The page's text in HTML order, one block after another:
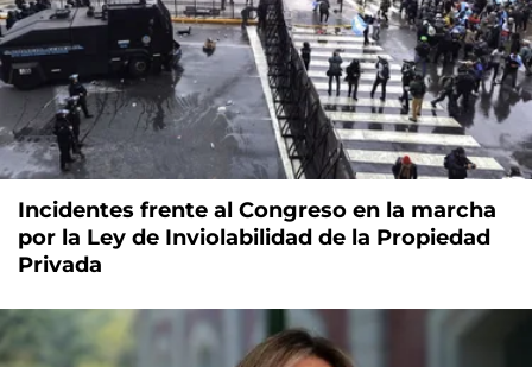
Incidentes frente al Congreso en la marcha
por la Ley de Inviolabilidad de la Propiedad
Privada